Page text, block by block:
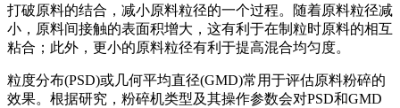
打破原料的结合，减小原料粒径的一个过程。随着原料粒径减
小，原料间接触的表面积增大，这有利于在制粒时原料的相互
粘合；此外，更小的原料粒径有利于提高混合均匀度。
粒度分布(PSD)或几何平均直径(GMD)常用于评估原料粉碎的
效果。根据研究，粉碎机类型及其操作参数会对PSD和GMD